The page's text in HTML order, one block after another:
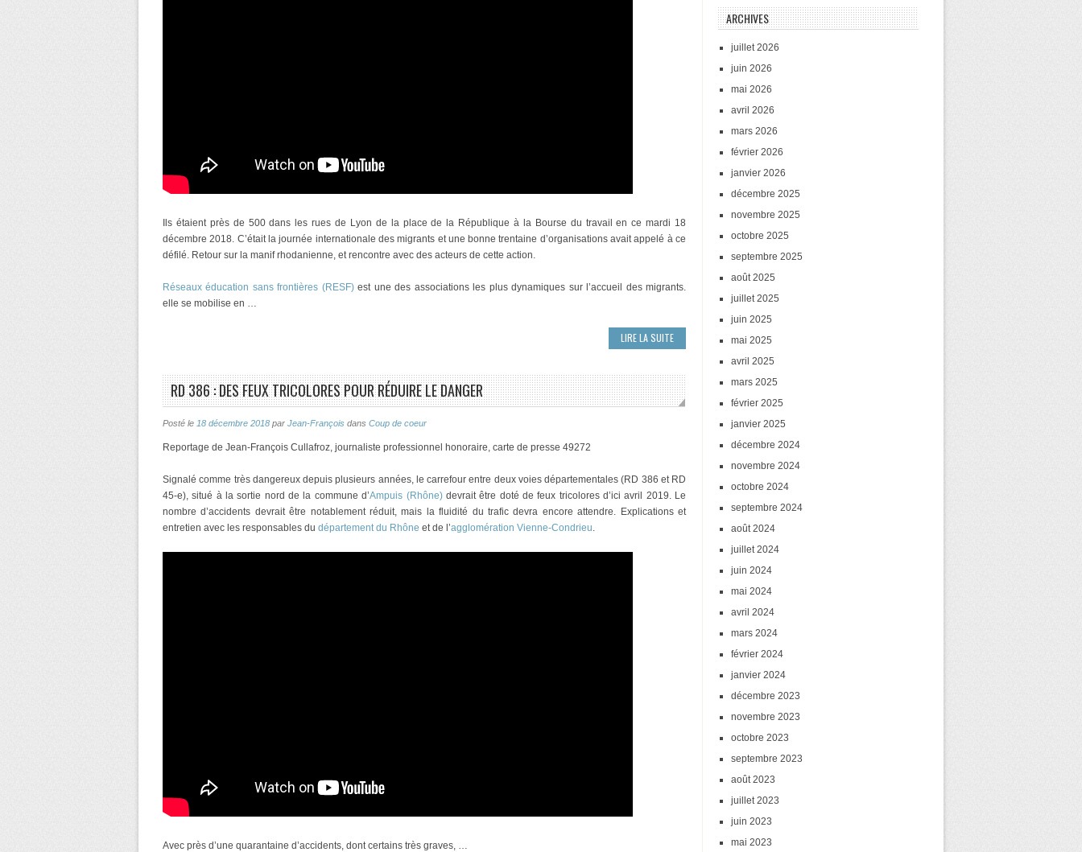
Ils étaient près de 500 dans les rues de Lyon de la place de la République à la Bourse du travail en ce mardi 18
décembre 2018. C’était la journée internationale des migrants et une bonne trentaine d’organisations avait appelé à ce
défilé. Retour sur la manif rhodanienne, et rencontre avec des acteurs de cette action.
Réseaux éducation sans frontières (RESF)est une des associations les plus dynamiques sur l’accueil des migrants.
elle se mobilise en …
LIRE LA SUITE
RD 386 : DES FEUX TRICOLORES POUR RÉDUIRE LE DANGER
Posté le 18 décembre 2018 par Jean-François dans Coup de coeur
Reportage de Jean-François Cullafroz, journaliste professionnel honoraire, carte de presse 49272
Signalé comme très dangereux depuis plusieurs années, le carrefour entre deux voies départementales (RD 386 et RD
45-e), situé à la sortie nord de la commune d’Ampuis (Rhône) devrait être doté de feux tricolores d’ici avril 2019. Le
nombre d’accidents devrait être notablement réduit, mais la fluidité du trafic devra encore attendre. Explications et
entretien avec les responsables du département du Rhône et de l’agglomération Vienne-Condrieu.
Avec près d’une quarantaine d’accidents, dont certains très graves, …
ARCHIVES
juillet 2026
juin 2026
mai 2026
avril 2026
mars 2026
février 2026
janvier 2026
décembre 2025
novembre 2025
octobre 2025
septembre 2025
août 2025
juillet 2025
juin 2025
mai 2025
avril 2025
mars 2025
février 2025
janvier 2025
décembre 2024
novembre 2024
octobre 2024
septembre 2024
août 2024
juillet 2024
juin 2024
mai 2024
avril 2024
mars 2024
février 2024
janvier 2024
décembre 2023
novembre 2023
octobre 2023
septembre 2023
août 2023
juillet 2023
juin 2023
mai 2023